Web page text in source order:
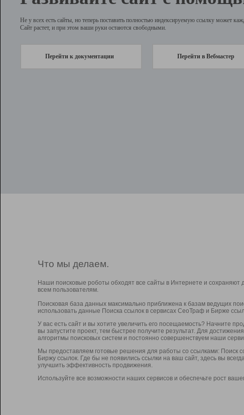
Не у всех есть сайты, но теперь поставить полностью индексируемую ссылку может
Сайт растет, и при этом ваши руки остаются свободными.
Перейти к документации Перейти в Вебмастер
Что мы делаем.
Наши поисковые роботы обходят все сайты в Интернете и сохраняют
всем пользователям.
Поисковая база данных максимально приближена к базам ведущих
использовать данные Поиска ссылок в сервисах СеоТраф и Бирже
У вас есть сайт и вы хотите увеличить его посещаемость? Начните
вы запустите проект, тем быстрее получите результат. Для
алгоритмы поисковых систем и постоянно совершенствуем наши
Мы предоставляем готовые решения для работы со ссылками: Поиск
Биржу ссылок. Где бы не появились ссылки на ваш сайт, здесь вы
улучшить эффективность продвижения.
Используйте все возможности наших сервисов и обеспечьте рост